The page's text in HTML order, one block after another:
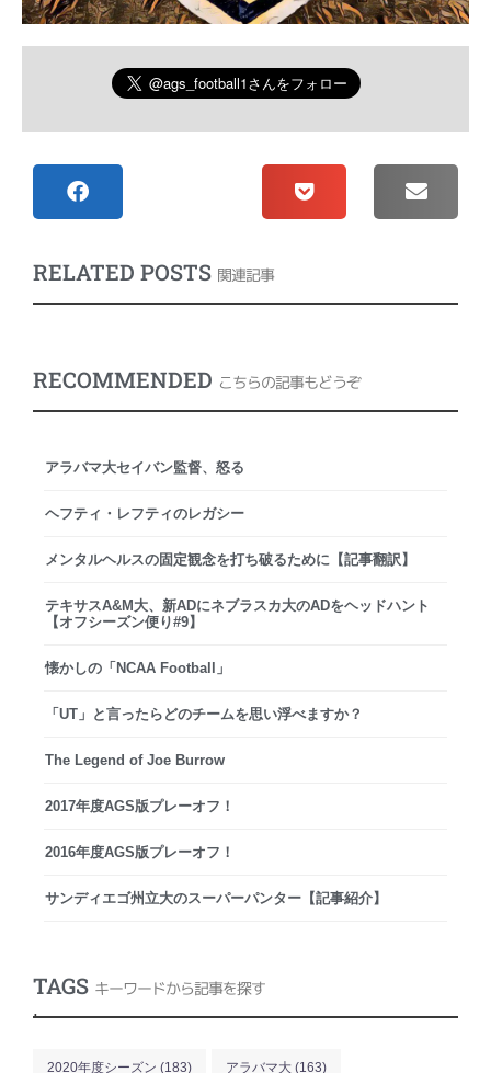
RELATED POSTS 関連記事
RECOMMENDED こちらの記事もどうぞ
アラバマ大セイバン監督、怒る
ヘフティ・レフティのレガシー
メンタルヘルスの固定観念を打ち破るために【記事翻訳】
テキサスA&M大、新ADにネブラスカ大のADをヘッドハント
【オフシーズン便り#9】
懐かしの「NCAA Football」
「UT」と言ったらどのチームを思い浮べますか？
The Legend of Joe Burrow
2017年度AGS版プレーオフ！
2016年度AGS版プレーオフ！
サンディエゴ州立大のスーパーパンター【記事紹介】
TAGS キーワードから記事を探す
.
2020年度シーズン (183) アラバマ大 (163)